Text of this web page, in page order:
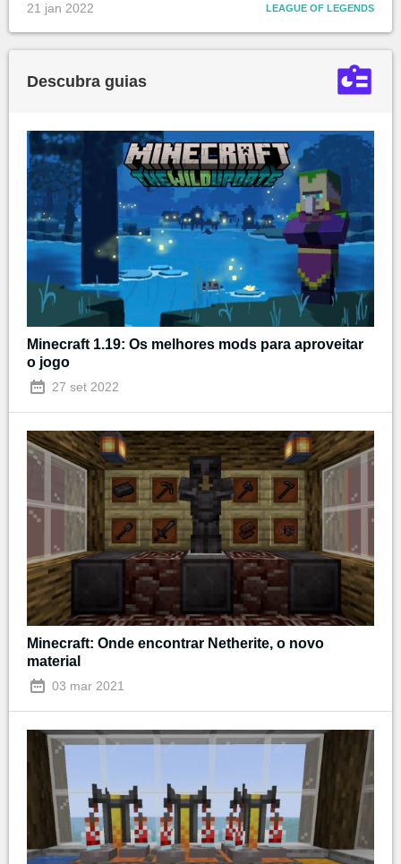
21 jan 2022 LEAGUE OF LEGENDS
Descubra guias
Minecraft 1.19: Os melhores mods para aproveitar
o jogo
27 set 2022
Minecraft: Onde encontrar Netherite, o novo
material
03 mar 2021